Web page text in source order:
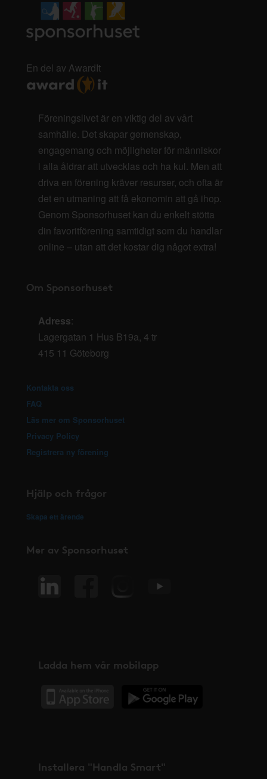
En del av AwardIt
Föreningslivet är en viktig del av vårt
samhälle. Det skapar gemenskap,
engagemang och möjligheter för människor
i alla åldrar att utvecklas och ha kul. Men att
driva en förening kräver resurser, och ofta är
det en utmaning att få ekonomin att gå ihop.
Genom Sponsorhuset kan du enkelt stötta
din favoritförening samtidigt som du handlar
online – utan att det kostar dig något extra!
Om Sponsorhuset
Adress:
Lagergatan 1 Hus B19a, 4 tr
415 11 Göteborg
Kontakta oss
FAQ
Läs mer om Sponsorhuset
Privacy Policy
Registrera ny förening
Hjälp och frågor
Skapa ett ärende
Mer av Sponsorhuset
Ladda hem vår mobilapp
Installera "Handla Smart"